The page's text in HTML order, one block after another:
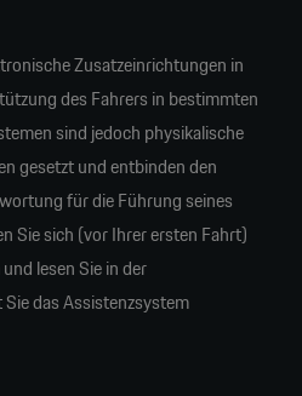
Zusatzeinrichtungen in
des Fahrers in bestimmten
sind jedoch physikalische
gesetzt und entbinden den
für die Führung seines
Sie sich (vor Ihrer ersten Fahrt)
lesen Sie in der
das Assistenzsystem